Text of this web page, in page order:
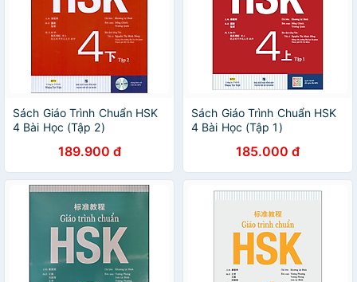
Sách Giáo Trình Chuẩn HSK
4 Bài Học (Tập 2)
189.900 đ
Sách Giáo Trình Chuẩn HSK
4 Bài Học (Tập 1)
185.000 đ